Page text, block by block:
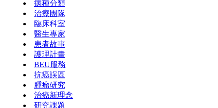
病種分類
治療團隊
臨床科室
醫生專家
患者故事
護理計畫
BEU服務
抗癌誤區
腫瘤研究
治癌新理念
研究課題